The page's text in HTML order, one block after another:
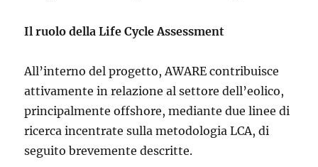
Il ruolo della Life Cycle Assessment
All’interno del progetto,AWARE contribuisce
attivamente in relazione al settore dell’eolico,
principalmente offshore, mediante due linee di
ricerca incentrate sulla metodologia LCA, di
seguito brevemente descritte.